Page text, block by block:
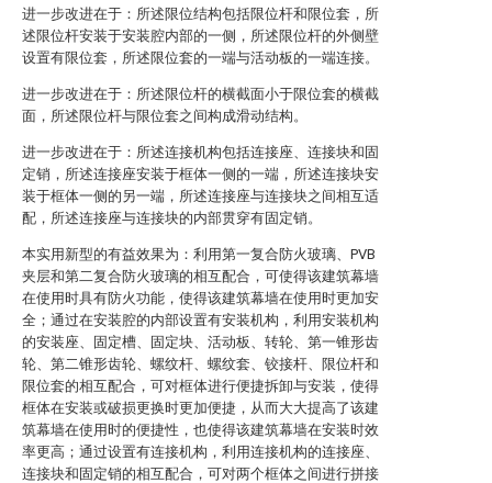
进一步改进在于：所述限位结构包括限位杆和限位套，所
述限位杆安装于安装腔内部的一侧，所述限位杆的外侧壁
设置有限位套，所述限位套的一端与活动板的一端连接。
进一步改进在于：所述限位杆的横截面小于限位套的横截
面，所述限位杆与限位套之间构成滑动结构。
进一步改进在于：所述连接机构包括连接座、连接块和固
定销，所述连接座安装于框体一侧的一端，所述连接块安
装于框体一侧的另一端，所述连接座与连接块之间相互适
配，所述连接座与连接块的内部贯穿有固定销。
本实用新型的有益效果为：利用第一复合防火玻璃、PVB
夹层和第二复合防火玻璃的相互配合，可使得该建筑幕墙
在使用时具有防火功能，使得该建筑幕墙在使用时更加安
全；通过在安装腔的内部设置有安装机构，利用安装机构
的安装座、固定槽、固定块、活动板、转轮、第一锥形齿
轮、第二锥形齿轮、螺纹杆、螺纹套、铰接杆、限位杆和
限位套的相互配合，可对框体进行便捷拆卸与安装，使得
框体在安装或破损更换时更加便捷，从而大大提高了该建
筑幕墙在使用时的便捷性，也使得该建筑幕墙在安装时效
率更高；通过设置有连接机构，利用连接机构的连接座、
连接块和固定销的相互配合，可对两个框体之间进行拼接